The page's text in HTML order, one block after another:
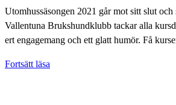
Utomhussäsongen 2021 går mot sitt slut och
Vallentuna Brukshundklubb tackar alla
ert engagemang och ett glatt humör. Få
Fortsätt läsa